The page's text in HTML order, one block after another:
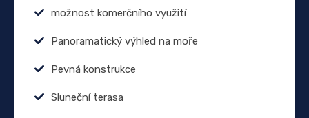
možnost komerčního využití
Panoramatický výhled na moře
Pevná konstrukce
Sluneční terasa